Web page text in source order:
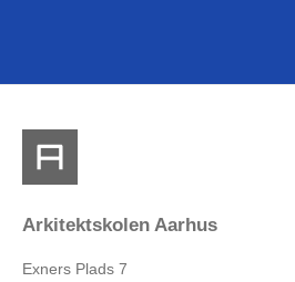
Arkitektskolen Aarhus
Exners Plads 7